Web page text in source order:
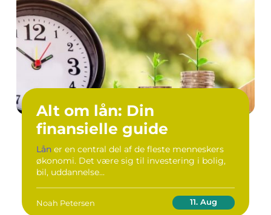
Alt om lån: Din
finansielle guide
Lån er en central del af de fleste menneskers
økonomi. Det være sig til investering i bolig,
bil, uddannelse...
Noah Petersen 11. Aug